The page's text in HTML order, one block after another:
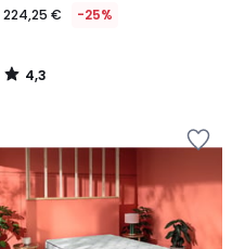
224,25 € -25%
4,3
/